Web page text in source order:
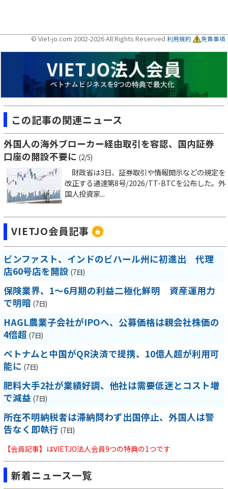
© Viet-jo.com 2002-2026 All Rights Reserved 利用規約 免責事項
この記事の関連ニュース
外国人の海外ブローカー経由取引を容認、国内証券
口座の開設不要に (2/5)
財政省は3日、証券取引や情報開示などの規定を
改正する通達第8号/2026/TT-BTCを公布した。外
国人投資家...
VIETJO会員記事
ビンファスト、インドのビハール州に初進出 代理
店60号店を開設 (7日)
保険業界、1～6月期の利益二極化鮮明 資産運用力
で明暗 (7日)
HAGL農業子会社がIPOへ、公募価格は親会社株価の
4倍超 (7日)
ベトナムと中国がQR決済で提携、10億人超が利用可
能に (7日)
肥料大手2社が業績好調、他社は需要低迷とコスト増
で減益 (7日)
所在不明納税者は滞納問わず出国停止、外国人は警
告なく即執行 (7日)
【会員記事】はVIETJO法人会員9つの特典の1つです
新着ニュース一覧